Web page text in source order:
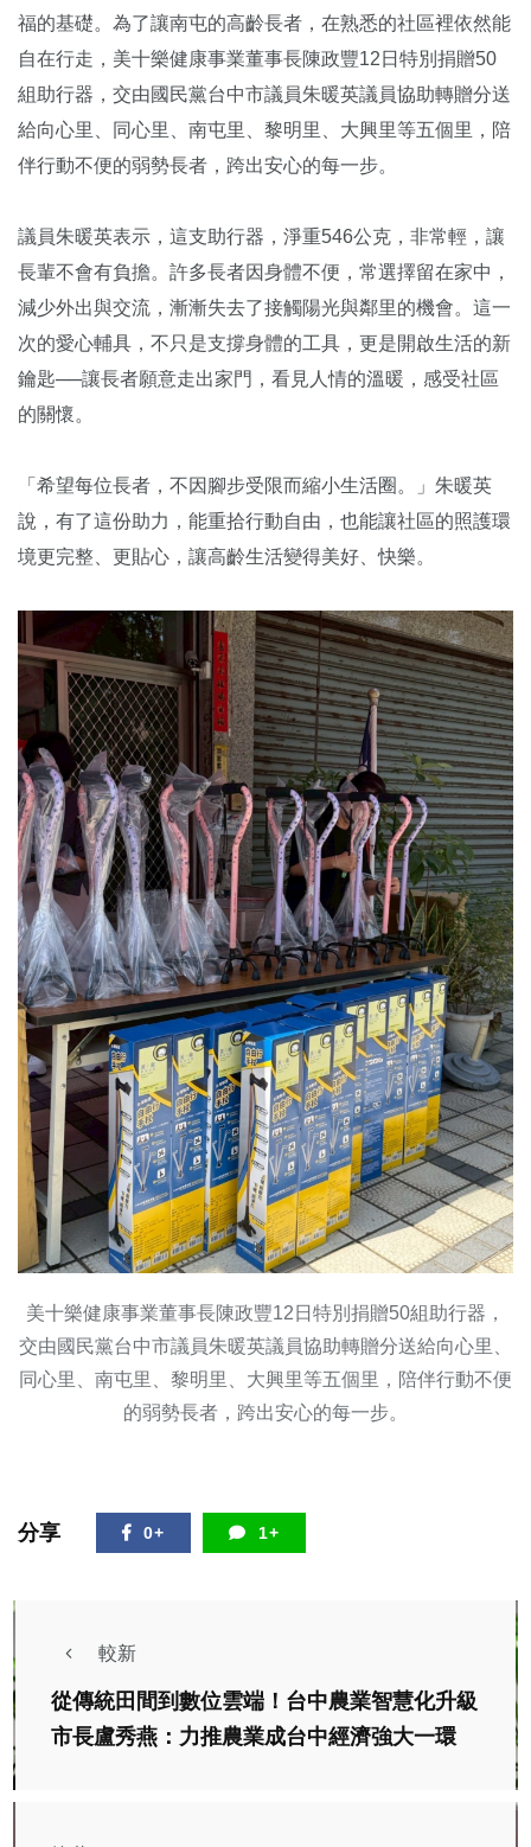
福的基礎。為了讓南屯的高齡長者，在熟悉的社區裡依然能
自在行走，美十樂健康事業董事長陳政豐12日特別捐贈50
組助行器，交由國民黨台中市議員朱暖英議員協助轉贈分送
給向心里、同心里、南屯里、黎明里、大興里等五個里，陪
伴行動不便的弱勢長者，跨出安心的每一步。
議員朱暖英表示，這支助行器，淨重546公克，非常輕，讓
長輩不會有負擔。許多長者因身體不便，常選擇留在家中，
減少外出與交流，漸漸失去了接觸陽光與鄰里的機會。這一
次的愛心輔具，不只是支撐身體的工具，更是開啟生活的新
鑰匙──讓長者願意走出家門，看見人情的溫暖，感受社區
的關懷。
「希望每位長者，不因腳步受限而縮小生活圈。」朱暖英
說，有了這份助力，能重拾行動自由，也能讓社區的照護環
境更完整、更貼心，讓高齡生活變得美好、快樂。
美十樂健康事業董事長陳政豐12日特別捐贈50組助行器，
交由國民黨台中市議員朱暖英議員協助轉贈分送給向心里、
同心里、南屯里、黎明里、大興里等五個里，陪伴行動不便
的弱勢長者，跨出安心的每一步。
分享 0+ 1+
較新
從傳統田間到數位雲端！台中農業智慧化升級
市長盧秀燕：力推農業成台中經濟強大一環